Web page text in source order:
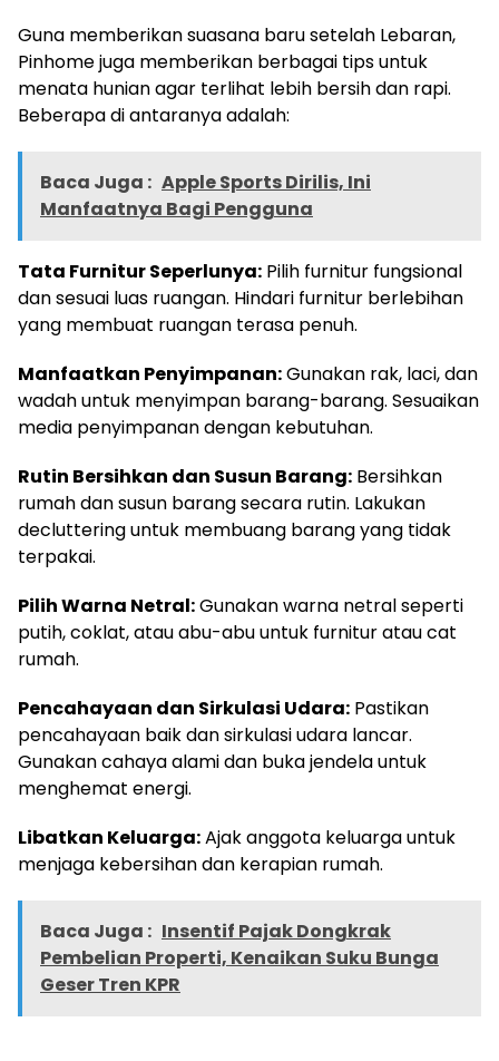
Guna memberikan suasana baru setelah Lebaran,
Pinhome juga memberikan berbagai tips untuk
menata hunian agar terlihat lebih bersih dan rapi.
Beberapa di antaranya adalah:
Baca Juga : Apple Sports Dirilis, Ini
Manfaatnya Bagi Pengguna
Tata Furnitur Seperlunya: Pilih furnitur fungsional
dan sesuai luas ruangan. Hindari furnitur berlebihan
yang membuat ruangan terasa penuh.
Manfaatkan Penyimpanan:Gunakan rak, laci, dan
wadah untuk menyimpan barang-barang. Sesuaikan
media penyimpanan dengan kebutuhan.
Rutin Bersihkan dan Susun Barang: Bersihkan
rumah dan susun barang secara rutin. Lakukan
decluttering untuk membuang barang yang tidak
terpakai.
Pilih Warna Netral:Gunakan warna netral seperti
putih, coklat, atau abu-abu untuk furnitur atau cat
rumah.
Pencahayaan dan Sirkulasi Udara: Pastikan
pencahayaan baik dan sirkulasi udara lancar.
Gunakan cahaya alami dan buka jendela untuk
menghemat energi.
Libatkan Keluarga:Ajak anggota keluarga untuk
menjaga kebersihan dan kerapian rumah.
Baca Juga : Insentif Pajak Dongkrak
Pembelian Properti, Kenaikan Suku Bunga
Geser Tren KPR